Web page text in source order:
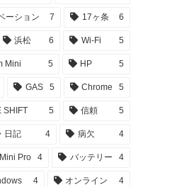
ーション 7 17ヶ条 6
浜松 6 Wi-Fi 5
Mini 5 HP 5
GAS 5 Chrome 5
SHIFT 5 信頼 5
日記 4 病欠 4
Pro 4 バッテリー 4
4 オンライン 4